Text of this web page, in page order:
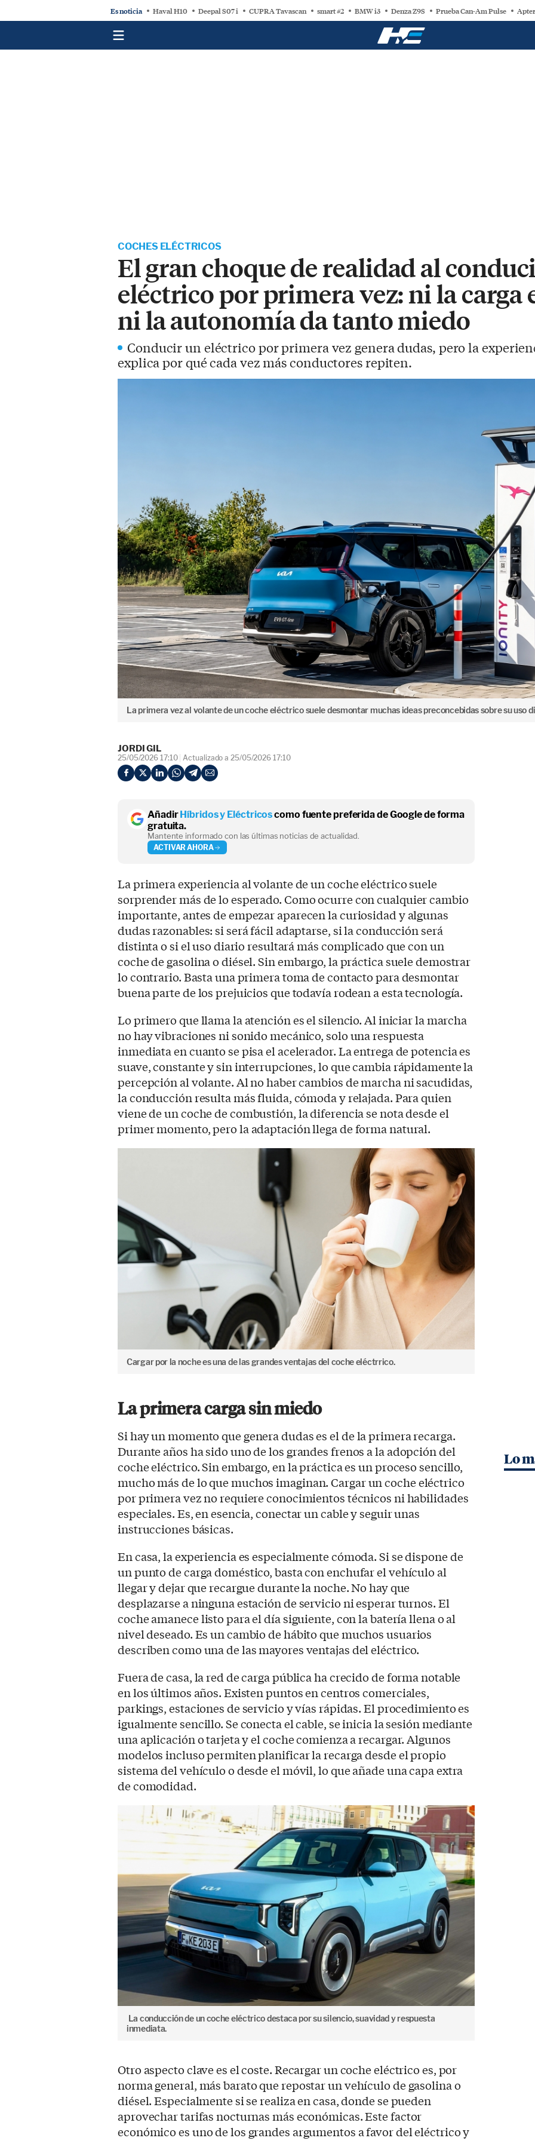
Es noticia Haval H10 Deepal S07 i CUPRA Tavascan smart #2 BMW i3 Denza Z9S Prueba Can-Am Pulse
COCHES ELÉCTRICOS
El gran choque de realidad al
eléctrico por primera vez: ni la carga
ni la autonomía da tanto miedo
Conducir un eléctrico por primera vez genera dudas, pero la
explica por qué cada vez más conductores repiten.
La primera vez al volante de un coche eléctrico suele desmontar muchas ideas preconcebidas sobre su uso
JORDI GIL
25/05/2026 17:10 Actualizado a 25/05/2026 17:10
Añadir Híbridos y Eléctricoscomo fuente preferida de Google de forma
gratuita.
Mantente informado con las últimas noticias de actualidad.
ACTIVAR AHORA
La primera experiencia al volante de un coche eléctrico suele
sorprender más de lo esperado. Como ocurre con cualquier cambio
importante, antes de empezar aparecen la curiosidad y algunas
dudas razonables: si será fácil adaptarse, si la conducción será
distinta o si el uso diario resultará más complicado que con un
coche de gasolina o diésel. Sin embargo, la práctica suele demostrar
lo contrario. Basta una primera toma de contacto para desmontar
buena parte de los prejuicios que todavía rodean a esta tecnología.
Lo primero que llama la atención es el silencio. Al iniciar la marcha
no hay vibraciones ni sonido mecánico, solo una respuesta
inmediata en cuanto se pisa el acelerador. La entrega de potencia es
suave, constante y sin interrupciones, lo que cambia rápidamente la
percepción al volante. Al no haber cambios de marcha ni sacudidas,
la conducción resulta más fluida, cómoda y relajada. Para quien
viene de un coche de combustión, la diferencia se nota desde el
primer momento, pero la adaptación llega de forma natural.
Cargar por la noche es una de las grandes ventajas del coche eléctrrico.
La primera carga sin miedo
Si hay un momento que genera dudas es el de la primera recarga.
Durante años ha sido uno de los grandes frenos a la adopción del
coche eléctrico. Sin embargo, en la práctica es un proceso sencillo,
mucho más de lo que muchos imaginan. Cargar un coche eléctrico
por primera vez no requiere conocimientos técnicos ni habilidades
especiales. Es, en esencia, conectar un cable y seguir unas
instrucciones básicas.
En casa, la experiencia es especialmente cómoda. Si se dispone de
un punto de carga doméstico, basta con enchufar el vehículo al
llegar y dejar que recargue durante la noche. No hay que
desplazarse a ninguna estación de servicio ni esperar turnos. El
coche amanece listo para el día siguiente, con la batería llena o al
nivel deseado. Es un cambio de hábito que muchos usuarios
describen como una de las mayores ventajas del eléctrico.
Fuera de casa, la red de carga pública ha crecido de forma notable
en los últimos años. Existen puntos en centros comerciales,
parkings, estaciones de servicio y vías rápidas. El procedimiento es
igualmente sencillo. Se conecta el cable, se inicia la sesión mediante
una aplicación o tarjeta y el coche comienza a recargar. Algunos
modelos incluso permiten planificar la recarga desde el propio
sistema del vehículo o desde el móvil, lo que añade una capa extra
de comodidad.
La conducción de un coche eléctrico destaca por su silencio, suavidad y respuesta
inmediata.
Otro aspecto clave es el coste. Recargar un coche eléctrico es, por
norma general, más barato que repostar un vehículo de gasolina o
diésel. Especialmente si se realiza en casa, donde se pueden
aprovechar tarifas nocturnas más económicas. Este factor
económico es uno de los grandes argumentos a favor del eléctrico y
Lo